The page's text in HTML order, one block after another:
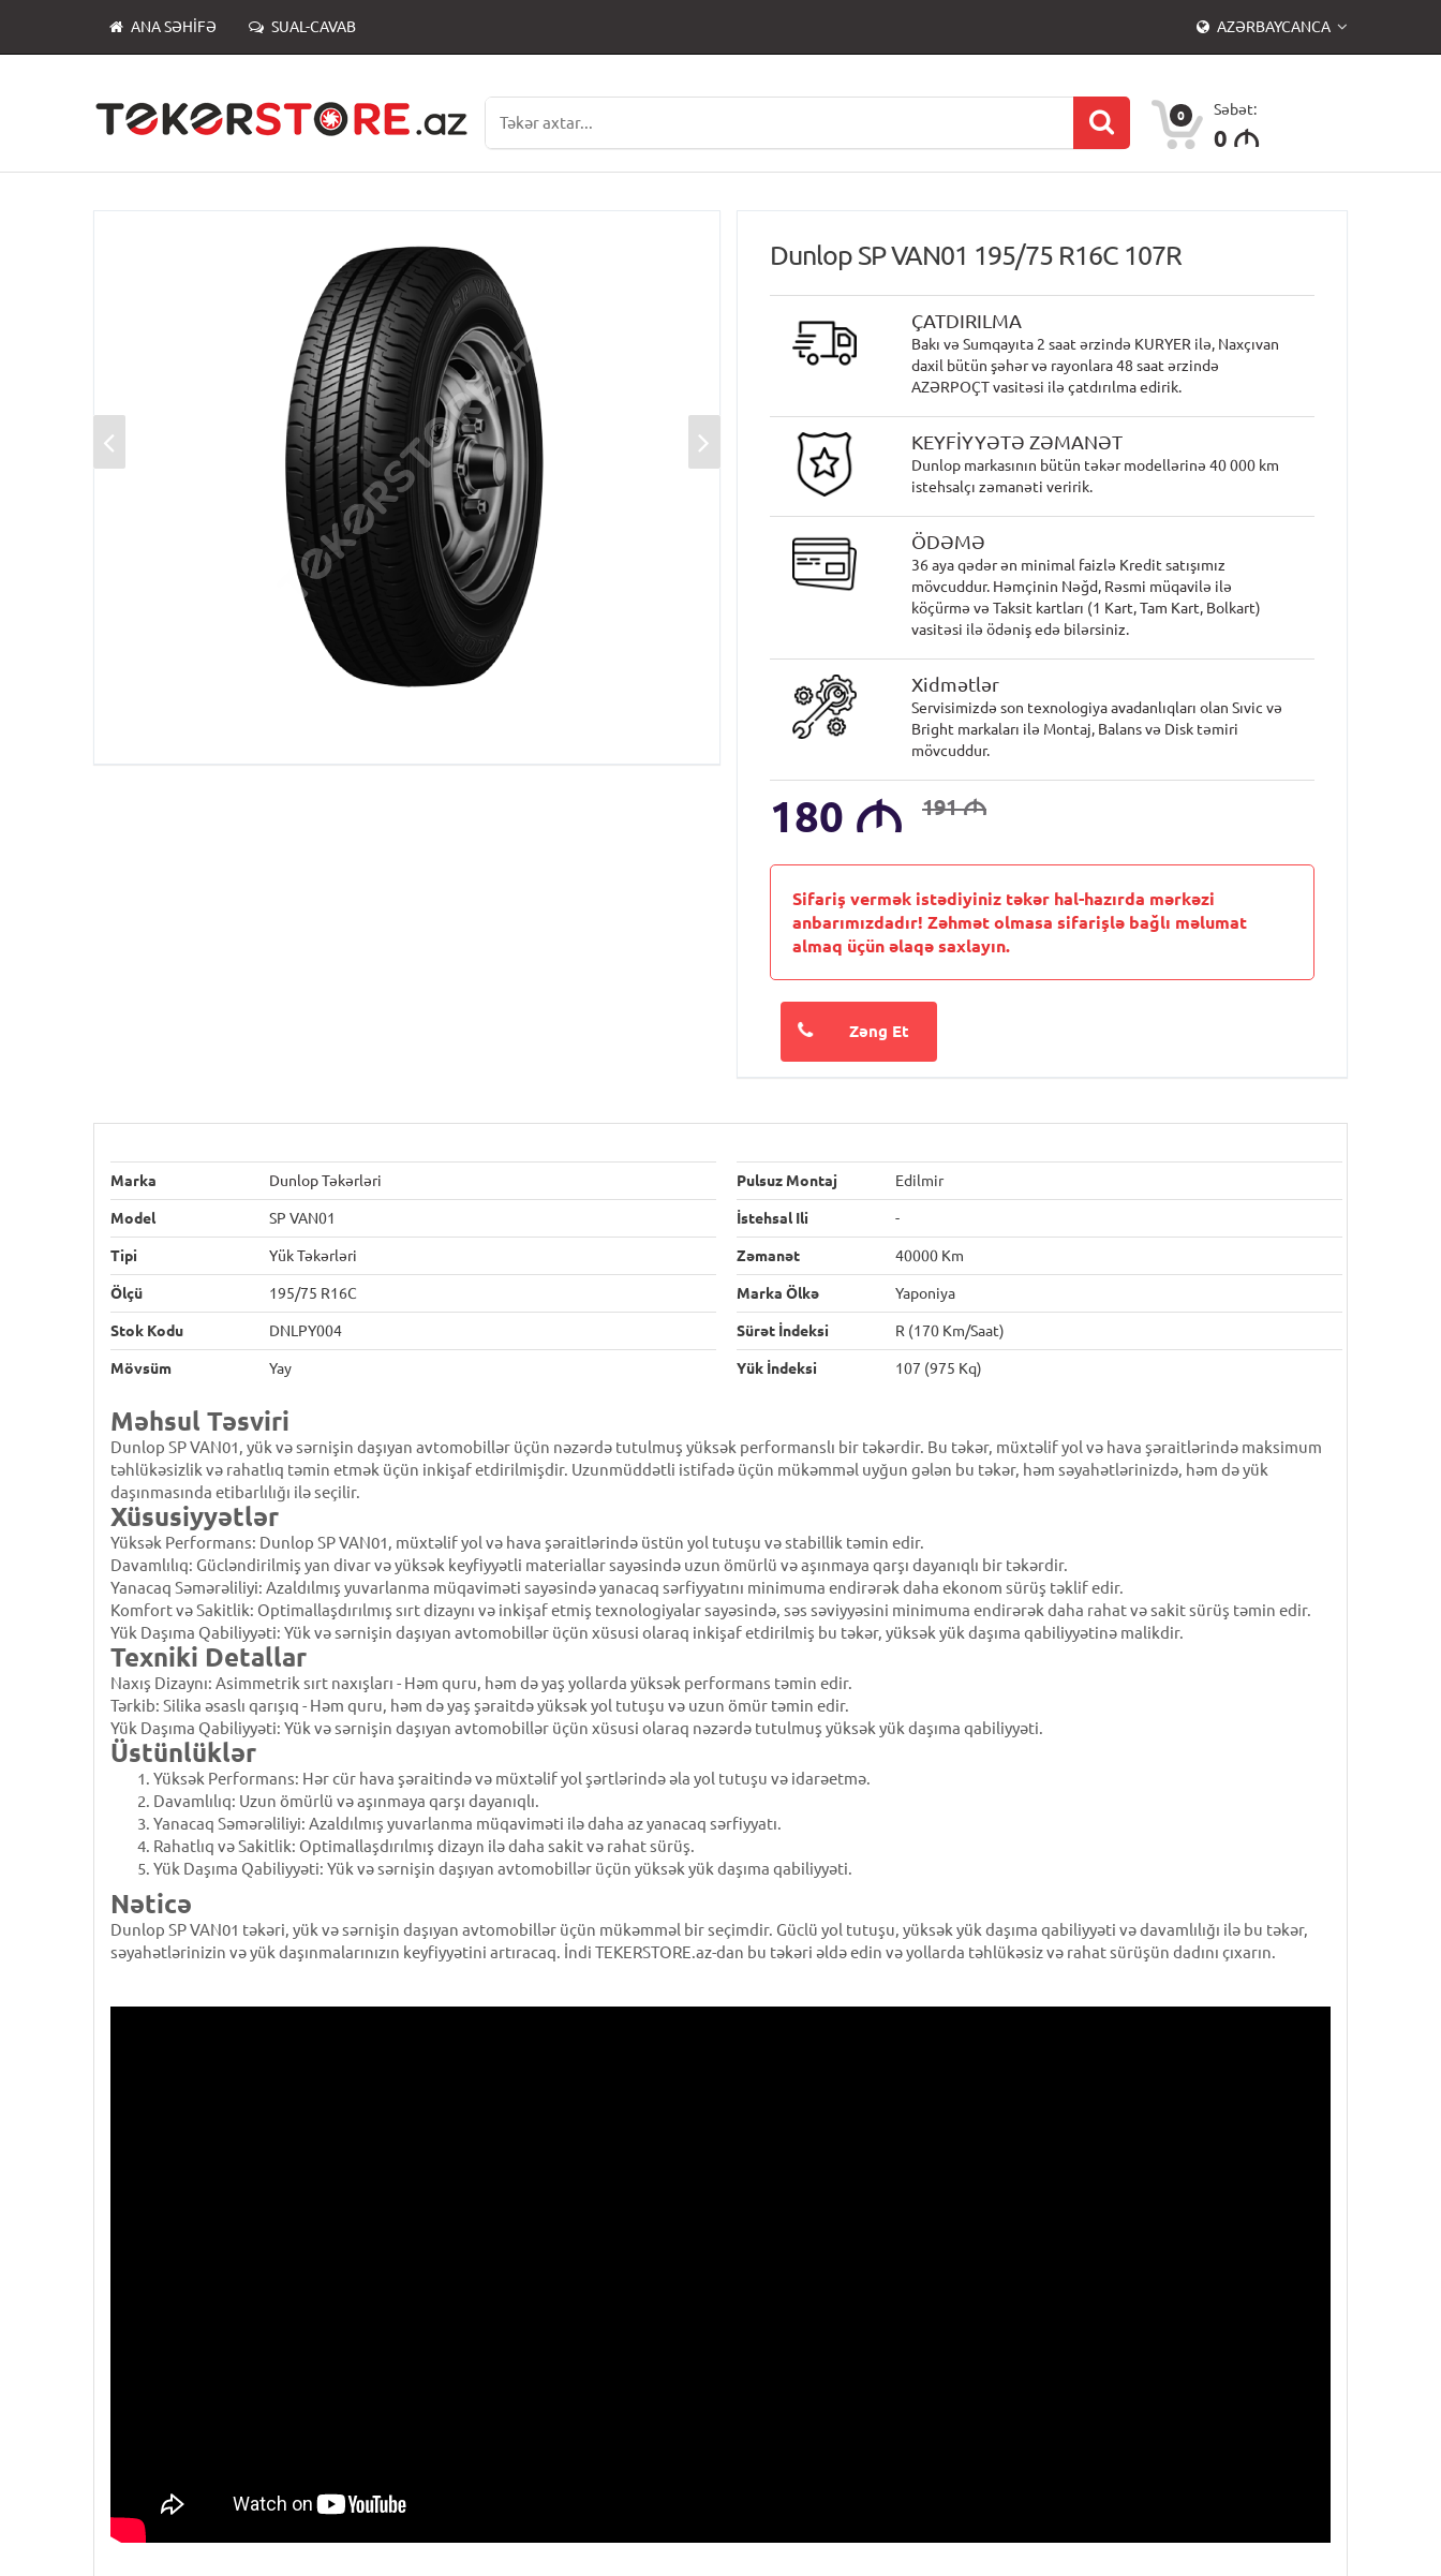
ANA SƏHIFƏ SUAL-CAVAB AZƏRBAYCANCA
0 Səbət:
0 M
Dunlop SP VAN01 195/75 R16C 107R
ÇATDIRILMA
Bakı və Sumqayıta 2 saat ərzində KURYER ilə, Naxçıvan
daxil bütün şəhər və rayonlara 48 saat ərzində
AZƏRPOÇT vasitəsi ilə çatdırılma edirik.
KEYFİYYƏTƏ ZƏMANƏT
Dunlop markasının bütün təkər modellərinə 40 000 km
istehsalçı zəmanəti veririk.
ÖDƏMƏ
36 aya qədər ən minimal faizlə Kredit satışımız
mövcuddur. Həmçinin Nəğd, Rəsmi müqavilə ilə
köçürmə və Taksit kartları (1 Kart, Tam Kart, Bolkart)
vasitəsi ilə ödəniş edə bilərsiniz.
Xidmətlər
Servisimizdə son texnologiya avadanlıqları olan Sıvic və
Bright markaları ilə Montaj, Balans və Disk təmiri
mövcuddur.
180 M 191M
Sifariş vermək istədiyiniz təkər hal-hazırda mərkəzi
anbarımızdadır! Zəhmət olmasa sifarişlə bağlı məlumat
almaq üçün əlaqə saxlayın.
Zəng Et
Marka Dunlop Təkərləri
Model SP VAN01
Tipi Yük Təkərləri
Ölçü 195/75 R16C
Stok Kodu DNLPY004
Mövsüm Yay
Pulsuz Montaj Edilmir
İstehsal Ili -
Zəmanət 40000 Km
Marka Ölkə Yaponiya
Sürət İndeksi R (170 Km/saat)
Yük İndeksi 107 (975 Kq)
Məhsul Təsviri
Dunlop SP VAN01, yük və sərnişin daşıyan avtomobillər üçün nəzərdə tutulmuş yüksək performanslı bir təkərdir. Bu təkər, müxtəlif yol və hava şəraitlərində maksimum
təhlükəsizlik və rahatlıq təmin etmək üçün inkişaf etdirilmişdir. Uzunmüddətli istifadə üçün mükəmməl uyğun gələn bu təkər, həm səyahətlərinizdə, həm də yük
daşınmasında etibarlılığı ilə seçilir.
Xüsusiyyətlər
Yüksək Performans: Dunlop SP VAN01, müxtəlif yol və hava şəraitlərində üstün yol tutuşu və stabillik təmin edir.
Davamlılıq: Gücləndirilmiş yan divar və yüksək keyfiyyətli materiallar sayəsində uzun ömürlü və aşınmaya qarşı dayanıqlı bir təkərdir.
Yanacaq Səmərəliliyi: Azaldılmış yuvarlanma müqaviməti sayəsində yanacaq sərfiyyatını minimuma endirərək daha ekonom sürüş təklif edir.
Komfort və Sakitlik: Optimallaşdırılmış sırt dizaynı və inkişaf etmiş texnologiyalar sayəsində, səs səviyyəsini minimuma endirərək daha rahat və sakit sürüş təmin edir.
Yük Daşıma Qabiliyyəti: Yük və sərnişin daşıyan avtomobillər üçün xüsusi olaraq inkişaf etdirilmiş bu təkər, yüksək yük daşıma qabiliyyətinə malikdir.
Texniki Detallar
Naxış Dizaynı: Asimmetrik sırt naxışları - Həm quru, həm də yaş yollarda yüksək performans təmin edir.
Tərkib: Silika əsaslı qarışıq - Həm quru, həm də yaş şəraitdə yüksək yol tutuşu və uzun ömür təmin edir.
Yük Daşıma Qabiliyyəti: Yük və sərnişin daşıyan avtomobillər üçün xüsusi olaraq nəzərdə tutulmuş yüksək yük daşıma qabiliyyəti.
Üstünlüklər
Yüksək Performans: Hər cür hava şəraitində və müxtəlif yol şərtlərində əla yol tutuşu və idarəetmə.
Davamlılıq: Uzun ömürlü və aşınmaya qarşı dayanıqlı.
Yanacaq Səmərəliliyi: Azaldılmış yuvarlanma müqaviməti ilə daha az yanacaq sərfiyyatı.
Rahatlıq və Sakitlik: Optimallaşdırılmış dizayn ilə daha sakit və rahat sürüş.
Yük Daşıma Qabiliyyəti: Yük və sərnişin daşıyan avtomobillər üçün yüksək yük daşıma qabiliyyəti.
Nəticə
Dunlop SP VAN01 təkəri, yük və sərnişin daşıyan avtomobillər üçün mükəmməl bir seçimdir. Güclü yol tutuşu, yüksək yük daşıma qabiliyyəti və davamlılığı ilə bu təkər,
səyahətlərinizin və yük daşınmalarınızın keyfiyyətini artıracaq. İndi TEKERSTORE.az-dan bu təkəri əldə edin və yollarda təhlükəsiz və rahat sürüşün dadını çıxarın.